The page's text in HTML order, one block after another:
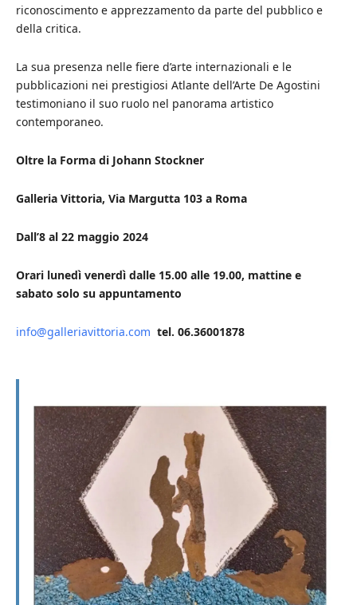
riconoscimento e apprezzamento da parte del pubblico e
della critica.
La sua presenza nelle fiere d’arte internazionali e le
pubblicazioni nei prestigiosi Atlante dell’Arte De Agostini
testimoniano il suo ruolo nel panorama artistico
contemporaneo.
Oltre la Forma di Johann Stockner
Galleria Vittoria, Via Margutta 103 a Roma
Dall’8 al 22 maggio 2024
Orari lunedì venerdì dalle 15.00 alle 19.00, mattine e
sabato solo su appuntamento
info@galleriavittoria.com tel. 06.36001878